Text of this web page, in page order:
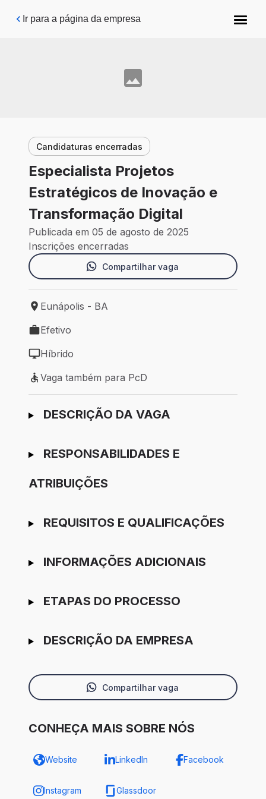
Pular para o conteúdo principal
Ir para a página da empresa
Candidaturas encerradas
Especialista Projetos
Estratégicos de Inovação e
Transformação Digital
Publicada em 05 de agosto de 2025
Inscrições encerradas
Compartilhar vaga
Local de trabalho: Eunápolis - BA
Eunápolis - BA
Tipo de vaga: Efetivo
Efetivo
Modelo de trabalho: Híbrido
Híbrido
Vaga também para PcD
Vaga também para PcD
Ir para candidatura
DESCRIÇÃO DA VAGA
RESPONSABILIDADES E
ATRIBUIÇÕES
REQUISITOS E QUALIFICAÇÕES
INFORMAÇÕES ADICIONAIS
ETAPAS DO PROCESSO
DESCRIÇÃO DA EMPRESA
Compartilhar vaga
CONHEÇA MAIS SOBRE NÓS
Website LinkedIn Facebook
Instagram Glassdoor